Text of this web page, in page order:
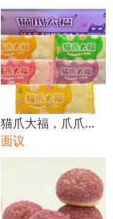
猫爪大福，爪爪糯
叽甜到上头郑州甜
点批发郑州甜品批
面议